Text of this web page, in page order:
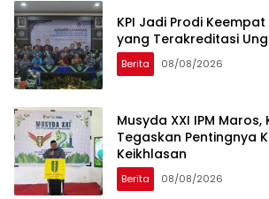
KPI Jadi Prodi Keempat
yang Terakreditasi
Berita 08/08/2026
Musyda XXI IPM Maros,
Tegaskan Pentingnya
Keikhlasan
Berita 08/08/2026